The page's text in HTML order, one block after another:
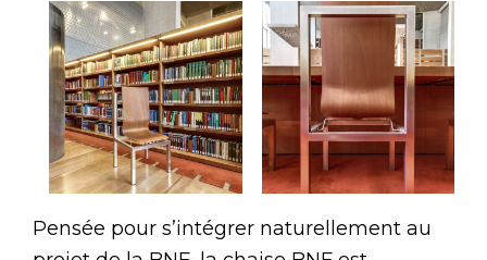
Pensée pour s’intégrer naturellement au